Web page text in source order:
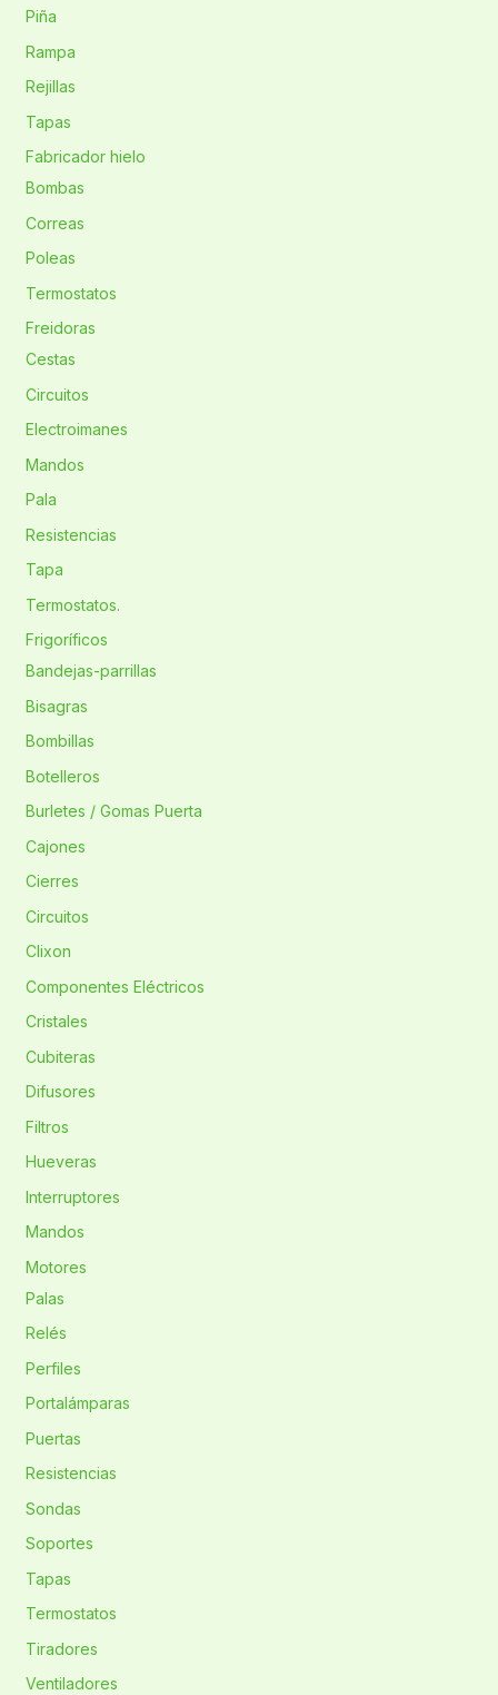
Piña
Rampa
Rejillas
Tapas
Fabricador hielo
Bombas
Correas
Poleas
Termostatos
Freidoras
Cestas
Circuitos
Electroimanes
Mandos
Pala
Resistencias
Tapa
Termostatos.
Frigoríficos
Bandejas-parrillas
Bisagras
Bombillas
Botelleros
Burletes / Gomas Puerta
Cajones
Cierres
Circuitos
Clixon
Componentes Eléctricos
Cristales
Cubiteras
Difusores
Filtros
Hueveras
Interruptores
Mandos
Motores
Palas
Relés
Perfiles
Portalámparas
Puertas
Resistencias
Sondas
Soportes
Tapas
Termostatos
Tiradores
Ventiladores